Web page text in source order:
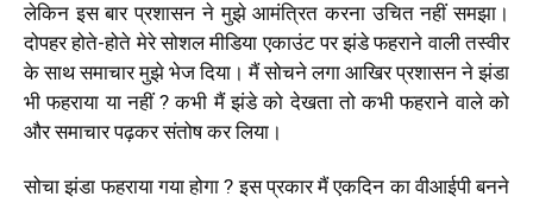
लेकिन इस बार प्रशासन ने मुझे आमंत्रित करना उचित नहीं समझा।
दोपहर होते-होते मेरे सोशल मीडिया एकाउंट पर झंडे फहराने वाली तस्वीर
के साथ समाचार मुझे भेज दिया। मैं सोचने लगा आखिर प्रशासन ने झंडा
भी फहराया या नहीं ? कभी मैं झंडे को देखता तो कभी फहराने वाले को
और समाचार पढ़कर संतोष कर लिया।
सोचा झंडा फहराया गया होगा ? इस प्रकार मैं एकदिन का वीआईपी बनने